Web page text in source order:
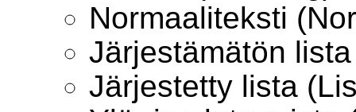
Normaaliteksti
Järjestämätön
Järjestetty lista